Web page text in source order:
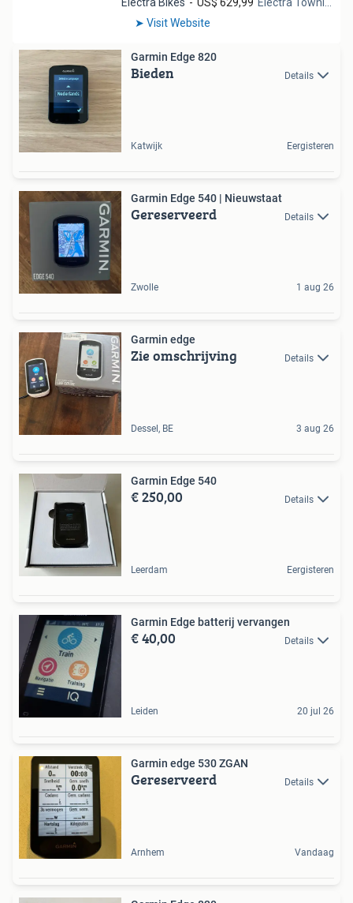
Garmin Edge 820
Bieden Details
Katwijk Eergisteren
Garmin Edge 540 | Nieuwstaat
Gereserveerd Details
Zwolle 1 aug 26
Garmin edge
Zie omschrijving Details
Dessel, BE 3 aug 26
Garmin Edge 540
€ 250,00 Details
Leerdam Eergisteren
Garmin Edge batterij vervangen
€ 40,00 Details
Leiden 20 jul 26
Garmin edge 530 ZGAN
Gereserveerd Details
Arnhem Vandaag